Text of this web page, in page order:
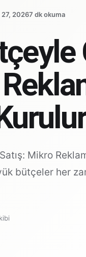
27, 20267 dk okuma
Mikro
bütçeler her